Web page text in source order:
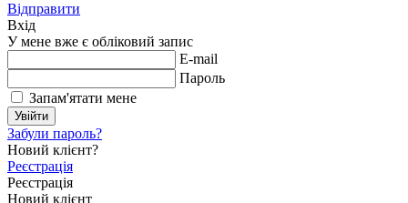
Відправити
Вхід
У мене вже є обліковий запис
E-mail
Пароль
Запам'ятати мене
Увійти
Забули пароль?
Новий клієнт?
Реєстрація
Реєстрація
Новий клієнт